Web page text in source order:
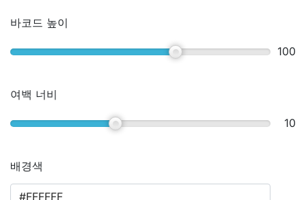
바코드 높이
100
여백 너비
10
배경색